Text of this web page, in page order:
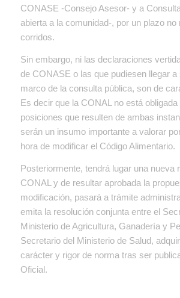
CONASE -Consejo Asesor- y a
abierta a la comunidad-, por un plazo
corridos.
Sin embargo, ni las declaraciones
de CONASE o las que pudiesen llegar a
marco de la consulta pública, son de
Es decir que la CONAL no está
posiciones que resulten de ambas
serán un insumo importante a valorar
hora de modificar el Código Alimentario.
Posteriormente, tendrá lugar una nueva
CONAL y de resultar aprobada la
modificación, pasará a trámite
emita la resolución conjunta entre el
Ministerio de Agricultura, Ganadería y
Secretario del Ministerio de Salud,
carácter y rigor de norma tras ser
Oficial.